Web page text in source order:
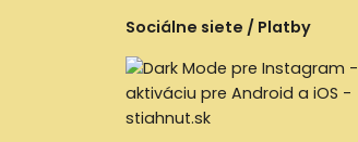
Sociálne siete / Platby